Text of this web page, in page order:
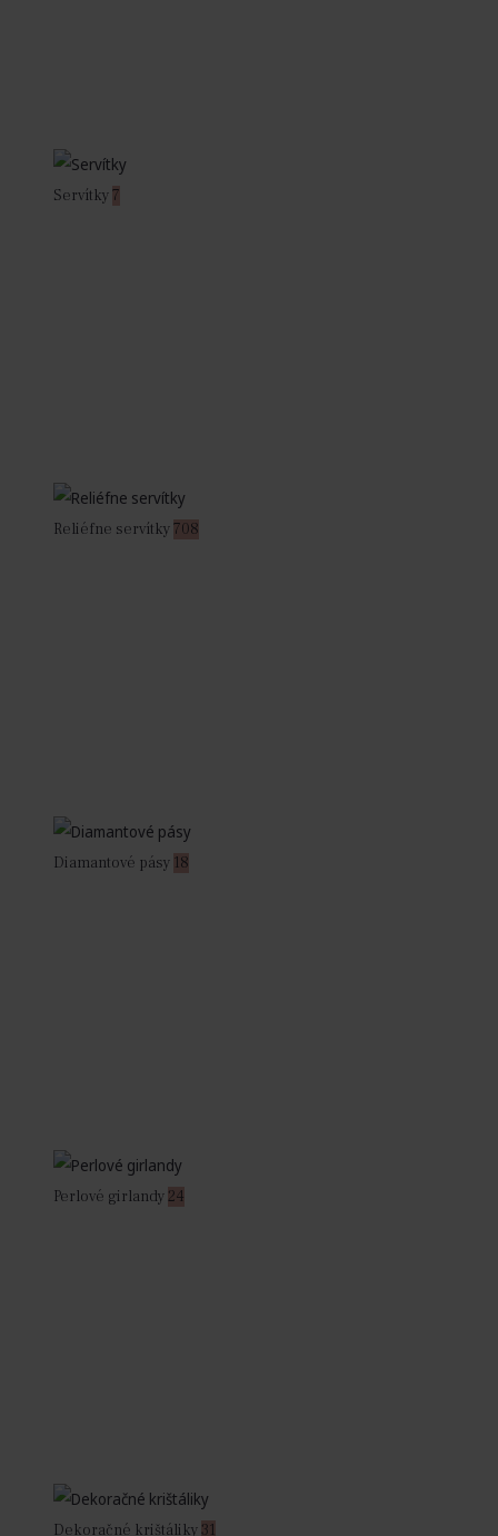
Servítky7
Reliéfne servítky708
Diamantové pásy 18
Perlové girlandy24
Dekoračné krištáliky 31